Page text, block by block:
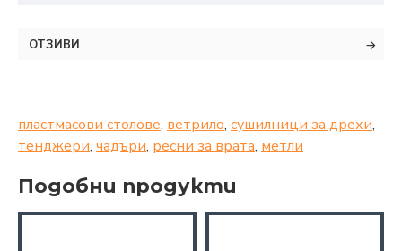
ОТЗИВИ
пластмасови столове, ветрило, сушилници за дрехи,
тенджери, чадъри, ресни за врата, метли
Подобни продукти